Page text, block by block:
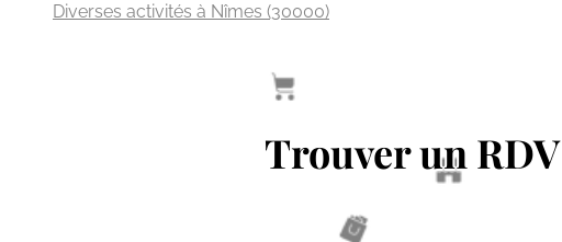
Diverses activités à Nîmes (30000)
Trouver un RDV